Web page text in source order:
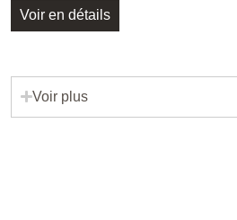
Voir en détails
Voir plus